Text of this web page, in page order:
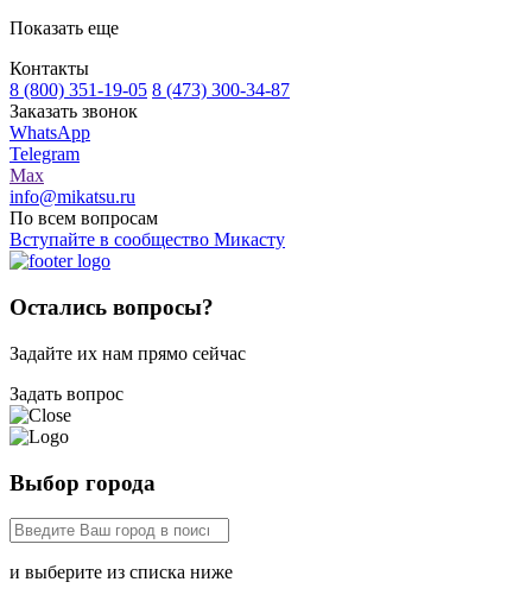
Показать еще
Контакты
8 (800) 351-19-05 8 (473) 300-34-87
Заказать звонок
WhatsApp
Telegram
Max
info@mikatsu.ru
По всем вопросам
Вступайте в сообщество Микасту
Остались вопросы?
Задайте их нам прямо сейчас
Задать вопрос
Выбор города
и выберите из списка ниже